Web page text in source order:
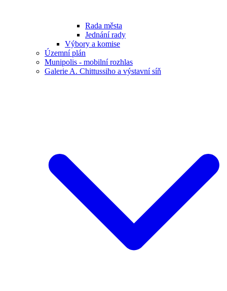
Rada města
Jednání rady
Výbory a komise
Územní plán
Munipolis - mobilní rozhlas
Galerie A. Chittussiho a výstavní síň